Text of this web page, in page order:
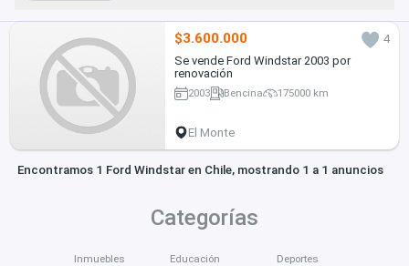
$3.600.000
4
Se vende Ford Windstar 2003 por
renovación
2003 Bencina 175000 km
El Monte
Encontramos 1 Ford Windstar en Chile, mostrando 1 a 1 anuncios
Categorías
Inmuebles Educación Deportes